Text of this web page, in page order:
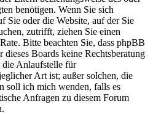
benötigen. Wenn Sie sich
Sie oder die Website, auf der Sie
zutrifft, ziehen Sie einen
Bitte beachten Sie, dass phpBB
Boards keine Rechtsberatung
die Anlaufstelle für
Art ist; außer solchen, die
soll ich mich wenden, falls es
Anfragen zu diesem Forum